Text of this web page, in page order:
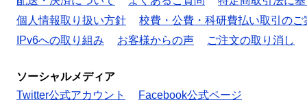
個人情報取り扱い方針
校費・公費・科研費払い取引のご
IPv6への取り組み
お客様からの声 ご注文の取り消し
ソーシャルメディア
Twitter公式アカウント
Facebook公式ページ